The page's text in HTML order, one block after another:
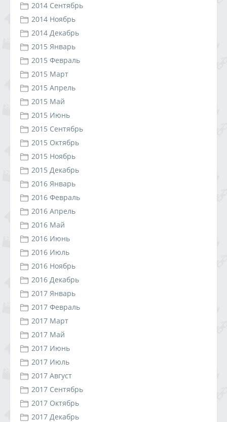
2014 Сентябрь
2014 Ноябрь
2014 Декабрь
2015 Январь
2015 Февраль
2015 Март
2015 Апрель
2015 Май
2015 Июнь
2015 Сентябрь
2015 Октябрь
2015 Ноябрь
2015 Декабрь
2016 Январь
2016 Февраль
2016 Апрель
2016 Май
2016 Июнь
2016 Июль
2016 Ноябрь
2016 Декабрь
2017 Январь
2017 Февраль
2017 Март
2017 Май
2017 Июнь
2017 Июль
2017 Август
2017 Сентябрь
2017 Октябрь
2017 Декабрь